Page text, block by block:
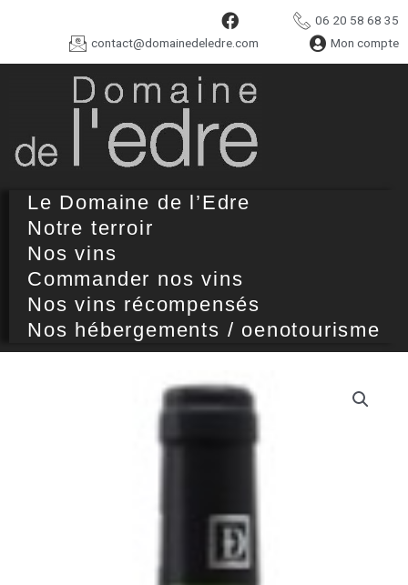
06 20 58 68 35
contact@domainedeledre.com
Mon compte
Le Domaine de l’Edre
Notre terroir
Nos vins
Commander nos vins
Nos vins récompensés
Nos hébergements / oenotourisme